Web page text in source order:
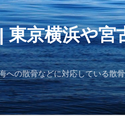
東京横浜や宮
への散骨などに対応している散